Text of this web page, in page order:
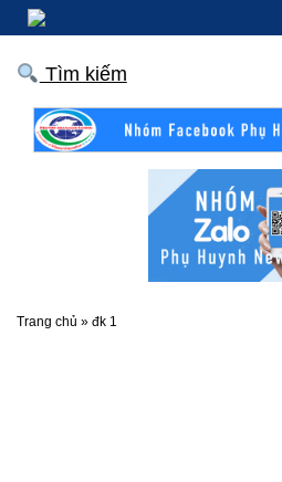
Tìm kiếm
Trang chủ » đk 1